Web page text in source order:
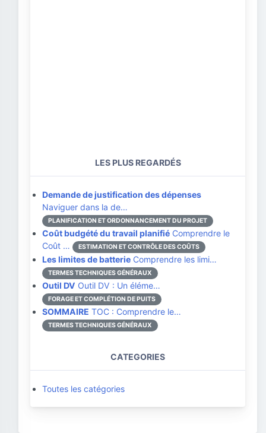
LES PLUS REGARDÉS
Demande de justification des dépenses
Naviguer dans la de…
PLANIFICATION ET ORDONNANCEMENT DU PROJET
Coût budgété du travail planifié Comprendre le
Coût …
ESTIMATION ET CONTRÔLE DES COÛTS
Les limites de batterie Comprendre les limi…
TERMES TECHNIQUES GÉNÉRAUX
Outil DV Outil DV : Un éléme…
FORAGE ET COMPLÉTION DE PUITS
SOMMAIRE TOC : Comprendre le…
TERMES TECHNIQUES GÉNÉRAUX
CATEGORIES
Toutes les catégories